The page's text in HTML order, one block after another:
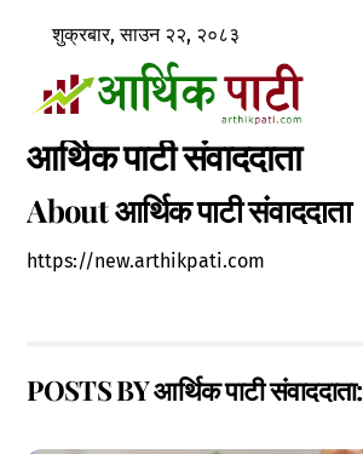
content
शुक्रबार, साउन २२, २०८३
आर्थिक पाटी संवाददाता
Aboutआर्थिक पाटी संवाददाता
https://new.arthikpati.com
POSTS BY आर्थिक पाटी संवाददाता: